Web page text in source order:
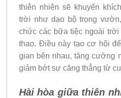
thiên nhiên sẽ khuyến
trời như dạo bộ trong
chức các bữa tiệc ngoài trời
thao. Điều này tạo cơ hội
gian bên nhau, tăng cường
giảm bớt sự căng thẳng từ
Hài hòa giữa thiên